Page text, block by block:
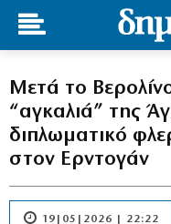
Μετά το
“αγκαλιά” της
διπλωματικό
στον Ερντογάν
19|05|2026 | 22:22